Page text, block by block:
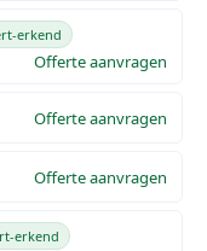
erkend
Offerte aanvragen
Offerte aanvragen
Offerte aanvragen
erkend